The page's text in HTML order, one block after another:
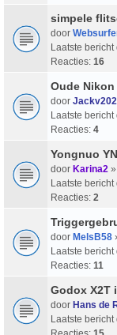
simpele
door
Laatste bericht
Reacties: 16
Oude
door
Laatste bericht
Reacties: 4
Yongnuo
door Karina2
Laatste bericht
Reacties: 2
door MelsB58
Laatste bericht
Reacties: 11
Godox X2T
door Hans de
Laatste bericht